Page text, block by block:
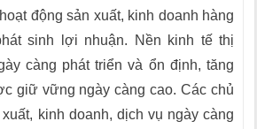
động sản xuất, kinh doanh hàng
sinh lợi nhuận. Nền kinh tế thị
càng phát triển và ổn định, tăng
giữ vững ngày càng cao. Các chủ
kinh doanh, dịch vụ ngày càng